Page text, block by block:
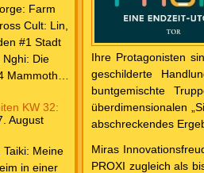
/ Walker,
– Schwarz
€
J.
Man – Die
2025 #9
Farm
Cult: Lin,
#1 Stadt
Nghi: Die
Der letzte
€ 18,00
HC #2 …to
KW 32:
August
Meine
in einer
Ihre Protagonisten
geschil­derte
buntgemischte
überdimensionalen
abschreckendes
Miras
PROXI zugleich als